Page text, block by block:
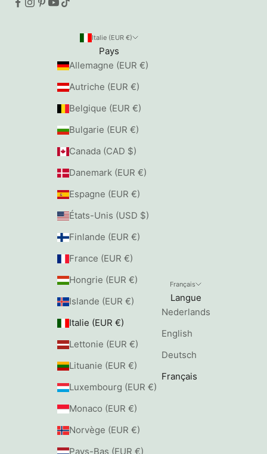
Italie (EUR €)
Pays
Allemagne (EUR €)
Autriche (EUR €)
Belgique (EUR €)
Bulgarie (EUR €)
Canada (CAD $)
Danemark (EUR €)
Espagne (EUR €)
États-Unis (USD $)
Finlande (EUR €)
France (EUR €)
Hongrie (EUR €)
Islande (EUR €)
Italie (EUR €)
Lettonie (EUR €)
Lituanie (EUR €)
Luxembourg (EUR €)
Monaco (EUR €)
Norvège (EUR €)
Pays-Bas (EUR €)
Français
Langue
Nederlands
English
Deutsch
Français